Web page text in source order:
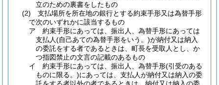
立のための裏書をしたもの
(2)
支払場所を所在地の銀行とする約束手形又は為替手形
で次のいずれかに該当するもの
ア
約束手形にあっては、振出人、為替手形にあっては
支払人(自己あての為替手形をいう。)が納付又は納入
の委託をする者であるときは、町長を受取人とし、か
つ指図禁止の文言の記載のあるもの
イ
約束手形にあっては、振出人、為替手形(引受のある
ものに限る。)にあっては、支払人が納付又は納入の委